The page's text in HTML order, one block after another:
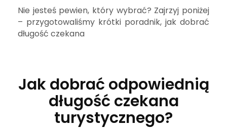
Nie jesteś pewien, który wybrać? Zajrzyj poniżej
– przygotowaliśmy krótki poradnik, jak dobrać
długość czekana
Jak dobrać odpowiednią
długość czekana
turystycznego?